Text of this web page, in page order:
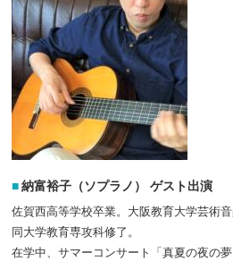
納富裕子（ソプラノ） ゲスト出演
佐賀西高等学校卒業。大阪教育大学芸術
同大学教育専攻科修了。
在学中、サマーコンサート「真夏の夜の